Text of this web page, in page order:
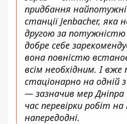
придбання
станції Jenbacher, яка
другою за потужністю
добре себе
вона повністю
всім необхідним. І
стаціонарно на одній
— зазначив мер Дніпра
час перевірки робіт на
напередодні.